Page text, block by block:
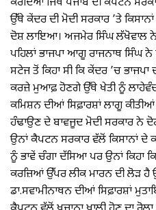
ਕਰਦਿਆਂ ਜਿੱਥੇ ਪੰਜਾਬ ਦੀ ਕੈਪਟਨ
ਉੱਥੇ ਕੇਂਦਰ ਦੀ ਮੋਦੀ ਸਰਕਾਰ ’ਤੇ
ਦੋਸ਼ ਲਾਇਆ। ਅਜਮੇਰ ਸਿੰਘ ਲੱਖੋਵਾਲ ਨੇ
ਪਹਿਲਾਂ ਭਾਜਪਾ ਆਗੂ ਰਾਜਨਾਥ ਸਿੰਘ ਨੇ
ਸਟੇਜ ਤੋਂ ਕਿਹਾ ਸੀ ਕਿ ਕੇਂਦਰ ’ਚ
ਕਰਜ਼ੇ ਮੁਆਫ਼ ਹੋਣਗੇ ਉੱਥੇ ਖੇਤੀ ਨੂੰ
ਕਮਿਸ਼ਨ ਦੀਆਂ ਸਿਫ਼ਾਰਸ਼ਾਂ ਲਾਗੂ
ਹੰਢਾਉਣ ਦੇ ਬਾਵਜੂਦ ਮੋਦੀ ਸਰਕਾਰ ਨੇ
ਉਨਾਂ ਕੈਪਟਨ ਸਰਕਾਰ ਵੱਲੋਂ ਕਿਸਾਨਾਂ
ਨੂੰ ਭਾਵੇਂ ਚੰਗਾ ਦੱਸਿਆ ਪਰ ਉਨਾਂ ਕਿਹਾ
ਕਰਜ਼ਿਆਂ ਉੱਪਰ ਲੀਕ ਮਾਰਨ ਦੀ ਲੋੜ ਹੈ
ਡਾ.ਸਵਾਮੀਨਾਥਨ ਦੀਆਂ ਸਿਫ਼ਾਰਸ਼ਾਂ